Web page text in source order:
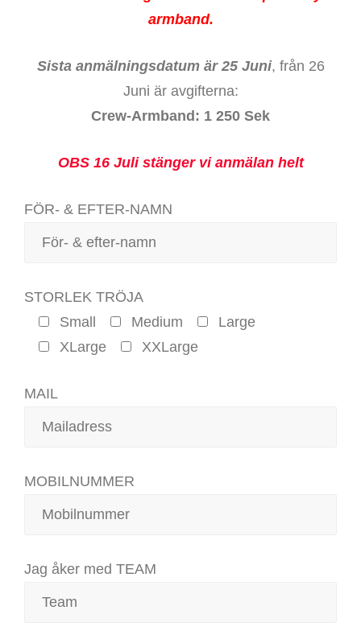
armband.
Sista anmälningsdatum är 25 Juni, från 26
Juni är avgifterna:
Crew-Armband: 1 250 Sek
OBS 16 Juli stänger vi anmälan helt
FÖR- & EFTER-NAMN
STORLEK TRÖJA
Small
Medium
Large
XLarge
XXLarge
MAIL
MOBILNUMMER
Jag åker med TEAM